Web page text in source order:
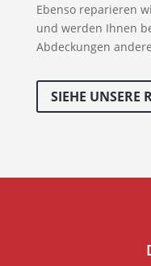
Ebenso reparieren
und werden Ihnen
Abdeckungen
SIEHE UNSERE